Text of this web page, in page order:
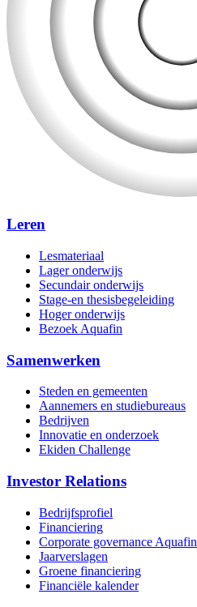
Leren
Lesmateriaal
Lager onderwijs
Secundair onderwijs
Stage-en thesisbegeleiding
Hoger onderwijs
Bezoek Aquafin
Samenwerken
Steden en gemeenten
Aannemers en studiebureaus
Bedrijven
Innovatie en onderzoek
Ekiden Challenge
Investor Relations
Bedrijfsprofiel
Financiering
Corporate governance Aquafin
Jaarverslagen
Groene financiering
Financiële kalender